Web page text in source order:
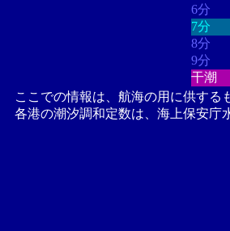
6分
7分
8分
9分
干潮
ここでの情報は、航海の用に供す
各港の潮汐調和定数は、海上保安庁